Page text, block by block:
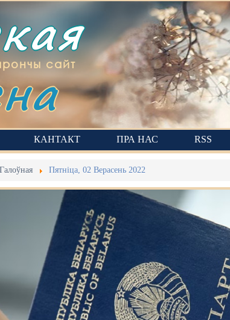
сайт
КАНТАКТ ПРА НАС RSS
Галоўная Пятніца, 02 Верасень 2022